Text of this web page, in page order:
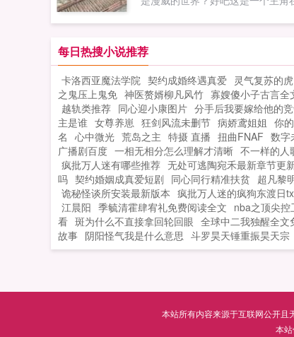
的无限流，来享受下如同穿着沙滩
夏威夷海滩看比基尼的快感吧主角
人生最大的追求就是享受，不是物
受，就是精神享受，当然，选后者
都有点强迫症写本书的时候作者节
限如果您喜欢无限从漫威开始，别
享给朋友...
每日热搜小说推荐
卡洛西亚魔法学院 契约成婚终遇真爱 灵气复苏的虎
之鬼压上鬼免 神医赘婿柳凡风竹 寡嫂傻小子古言全
越轨类推荐 同心迎小康图片 分手后我要嫁给他的
主是谁 女尊养崽 狂剑风流未删节 病娇鸢姐姐 你
名 心中微光 荒岛之主 特摄 直播 扭曲FNAF 数字
广播剧百度 一相无相分怎么理解才清晰 不一样的人
疯批万人迷有哪些推荐 无处可逃陶宛禾最新章节更
吗 契约婚姻成真爱短剧 同心同行精准扶贫 超凡黎
诡秘怪谈所安装最新版本 疯批万人迷的疯狗东渡日
江晨阳 季毓清霍肆宥礼免费阅读全文 nba之顶尖控
看 斑为什么不直接拿回轮回眼 全球中二我独醒全文
故事 阴阳怪气我是什么意思 斗罗昊天锤重振昊天宗
本站所有内容来源于互联网公开且
本